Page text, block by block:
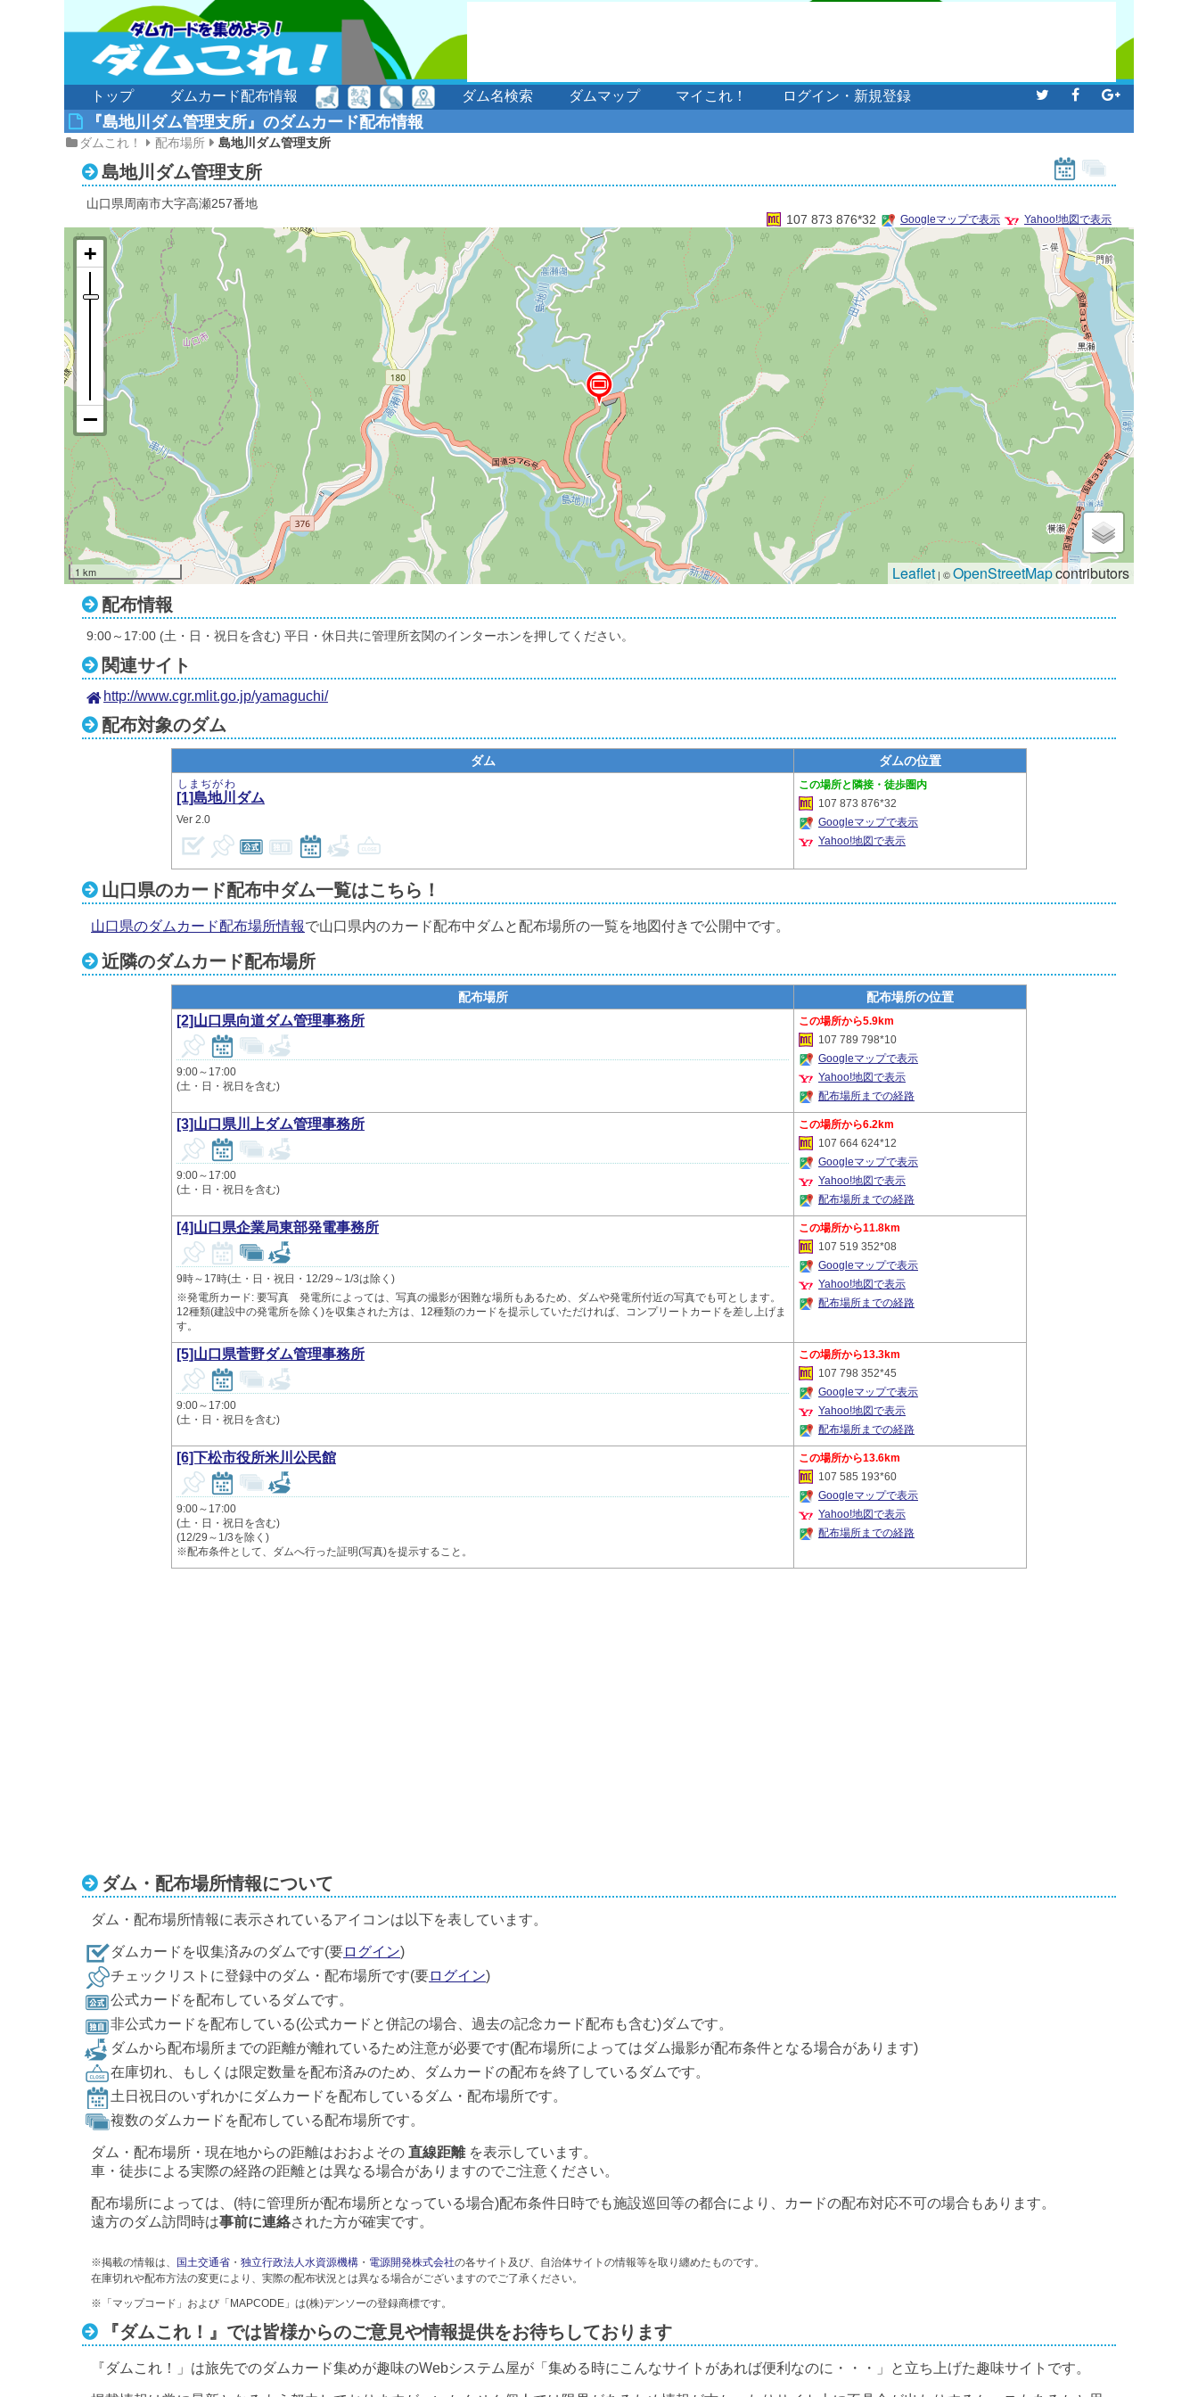
トップ ダムカード配布情報 ダム名検索 ダムマップ マイこれ！ ログイン・新規登録
『島地川ダム管理支所』のダムカード配布情報
ダムこれ！ 配布場所 島地川ダム管理支所
島地川ダム管理支所
山口県周南市大字高瀬257番地
Yahoo!地図で表示
Googleマップで表示
107 873 876*32
1
1 km Leaflet | ©OpenStreetMapcontributors
配布情報
9:00～17:00 (土・日・祝日を含む) 平日・休日共に管理所玄関のインターホンを押してください。
関連サイト
http://www.cgr.mlit.go.jp/yamaguchi/
配布対象のダム
ダム ダムの位置
[1]島地川
しまぢがわ
ダム
2.0
隣接・徒歩圏内
107 873 876*32
Googleマップで表示
Yahoo!地図で表示
山口県のカード配布中ダム一覧はこちら！
山口県のダムカード配布場所情報で山口県内のカード配布中ダムと配布場所の一覧を地図付きで公開中です。
近隣のダムカード配布場所
配布場所 配布場所の位置
[2]山口県向道ダム管理事務所
9:00～17:00
(土・日・祝日を含む)
5.9km
107 789 798*10
Googleマップで表示
Yahoo!地図で表示
配布場所までの経路
[3]山口県川上ダム管理事務所
9:00～17:00
(土・日・祝日を含む)
6.2km
107 664 624*12
Googleマップで表示
Yahoo!地図で表示
配布場所までの経路
[4]山口県企業局東部発電事務所
9時～17時(土・日・祝日・12/29～1/3は除く)
※発電所カード: 要写真 発電所によっては、写真の撮影が困難な場所もあるため、ダムや発電所付近の写真でも可とします。
12種類(建設中の発電所を除く)を収集された方は、12種類のカードを提示していただければ、コンプリートカードを差し上げま
す。
11.8km
107 519 352*08
Googleマップで表示
Yahoo!地図で表示
配布場所までの経路
[5]山口県菅野ダム管理事務所
9:00～17:00
(土・日・祝日を含む)
13.3km
107 798 352*45
Googleマップで表示
Yahoo!地図で表示
配布場所までの経路
[6]下松市役所米川公民館
9:00～17:00
(土・日・祝日を含む)
(12/29～1/3を除く)
※配布条件として、ダムへ行った証明(写真)を提示すること。
13.6km
107 585 193*60
Googleマップで表示
Yahoo!地図で表示
配布場所までの経路
ダム・配布場所情報について
ダム・配布場所情報に表示されているアイコンは以下を表しています。
ダムカードを収集済みのダムです(要ログイン)
チェックリストに登録中のダム・配布場所です(要ログイン)
公式カードを配布しているダムです。
非公式カードを配布している(公式カードと併記の場合、過去の記念カード配布も含む)ダムです。
ダムから配布場所までの距離が離れているため注意が必要です(配布場所によってはダム撮影が配布条件となる場合があります)
在庫切れ、もしくは限定数量を配布済みのため、ダムカードの配布を終了しているダムです。
土日祝日のいずれかにダムカードを配布しているダム・配布場所です。
複数のダムカードを配布している配布場所です。
ダム・配布場所・現在地からの距離はおおよその 直線距離を表示しています。
車・徒歩による実際の経路の距離とは異なる場合がありますのでご注意ください。
配布場所によっては、(特に管理所が配布場所となっている場合)配布条件日時でも施設巡回等の都合により、カードの配布対応不可の場合もあります。
遠方のダム訪問時は事前に連絡された方が確実です。
※掲載の情報は、 国土交通省 ・ 独立行政法人水資源機構 ・ 電源開発株式会社の各サイト及び、自治体サイトの情報等を取り纏めたものです。
在庫切れや配布方法の変更により、実際の配布状況とは異なる場合がございますのでご了承ください。
※「マップコード」および「MAPCODE」は(株)デンソーの登録商標です。
『ダムこれ！』では皆様からのご意見や情報提供をお待ちしております
『ダムこれ！」は旅先でのダムカード集めが趣味のWebシステム屋が「集める時にこんなサイトがあれば便利なのに・・・」と立ち上げた趣味サイトです。